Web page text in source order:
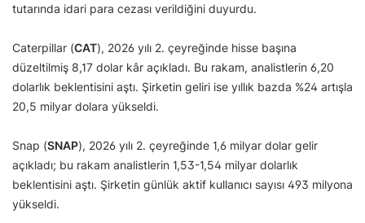
tutarında idari para cezası verildiğini duyurdu.
Caterpillar (CAT), 2026 yılı 2. çeyreğinde hisse başına
düzeltilmiş 8,17 dolar kâr açıkladı. Bu rakam, analistlerin 6,20
dolarlık beklentisini aştı. Şirketin geliri ise yıllık bazda %24 artışla
20,5 milyar dolara yükseldi.
Snap (SNAP), 2026 yılı 2. çeyreğinde 1,6 milyar dolar gelir
açıkladı; bu rakam analistlerin 1,53-1,54 milyar dolarlık
beklentisini aştı. Şirketin günlük aktif kullanıcı sayısı 493 milyona
yükseldi.